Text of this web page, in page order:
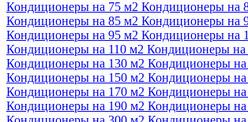
Кондиционеры на 75 м2 Кондиционеры на
Кондиционеры на 85 м2 Кондиционеры на
Кондиционеры на 95 м2 Кондиционеры на
Кондиционеры на 110 м2 Кондиционеры на
Кондиционеры на 130 м2 Кондиционеры на
Кондиционеры на 150 м2 Кондиционеры на
Кондиционеры на 170 м2 Кондиционеры на
Кондиционеры на 190 м2 Кондиционеры на